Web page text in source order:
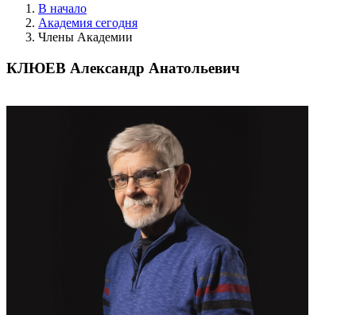
В начало
Академия сегодня
Члены Академии
КЛЮЕВ Александр Анатольевич